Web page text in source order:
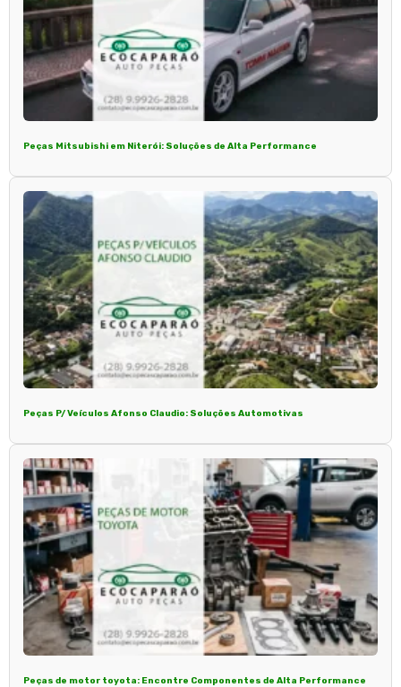
Peças Mitsubishi em Niterói: Soluções de Alta Performance
Peças P/ Veículos Afonso Claudio: Soluções Automotivas
Peças de motor toyota: Encontre Componentes de Alta Performance